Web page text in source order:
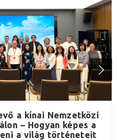
a kínai Nemzetközi
– Hogyan képes a
a világ történeteit